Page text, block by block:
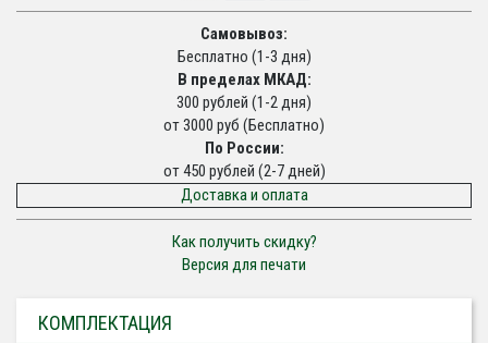
Самовывоз:
Бесплатно (1-3 дня)
В пределах МКАД:
300 рублей (1-2 дня)
от 3000 руб (Бесплатно)
По России:
от 450 рублей (2-7 дней)
Доставка и оплата
Как получить скидку?
Версия для печати
КОМПЛЕКТАЦИЯ